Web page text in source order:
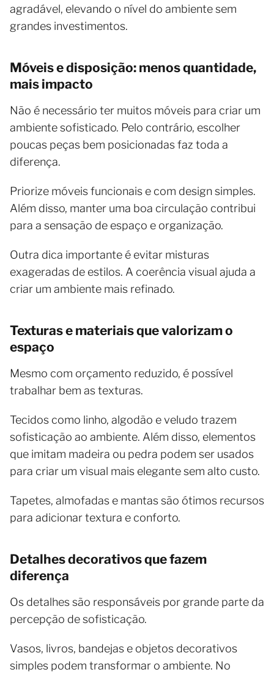
agradável, elevando o nível do ambiente sem
grandes investimentos.
Móveis e disposição: menos quantidade,
mais impacto
Não é necessário ter muitos móveis para criar um
ambiente sofisticado. Pelo contrário, escolher
poucas peças bem posicionadas faz toda a
diferença.
Priorize móveis funcionais e com design simples.
Além disso, manter uma boa circulação contribui
para a sensação de espaço e organização.
Outra dica importante é evitar misturas
exageradas de estilos. A coerência visual ajuda a
criar um ambiente mais refinado.
Texturas e materiais que valorizam o
espaço
Mesmo com orçamento reduzido, é possível
trabalhar bem as texturas.
Tecidos como linho, algodão e veludo trazem
sofisticação ao ambiente. Além disso, elementos
que imitam madeira ou pedra podem ser usados
para criar um visual mais elegante sem alto custo.
Tapetes, almofadas e mantas são ótimos recursos
para adicionar textura e conforto.
Detalhes decorativos que fazem
diferença
Os detalhes são responsáveis por grande parte da
percepção de sofisticação.
Vasos, livros, bandejas e objetos decorativos
simples podem transformar o ambiente. No